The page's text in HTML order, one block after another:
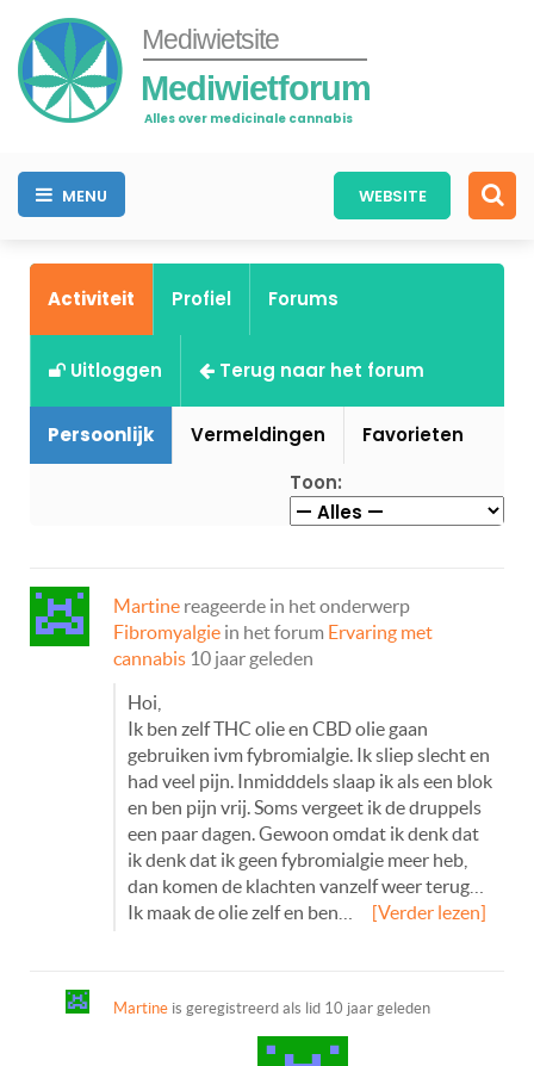
Mediwietsite
Mediwietforum
Alles over medicinale cannabis
MENU WEBSITE
Activiteit Profiel Forums
Uitloggen Terug naar het forum
Persoonlijk Vermeldingen
Favorieten
Toon:
Martine reageerde in het onderwerp
Fibromyalgie in het forum Ervaring met
cannabis 10 jaar geleden
Hoi,
Ik ben zelf THC olie en CBD olie gaan
gebruiken ivm fybromialgie. Ik sliep slecht en
had veel pijn. Inmidddels slaap ik als een blok
en ben pijn vrij. Soms vergeet ik de druppels
een paar dagen. Gewoon omdat ik denk dat
ik denk dat ik geen fybromialgie meer heb,
dan komen de klachten vanzelf weer terug…
Ik maak de olie zelf en ben…
[Verder lezen]
Martine is geregistreerd als lid 10 jaar geleden